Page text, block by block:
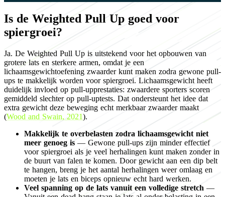
Is de Weighted Pull Up goed voor
spiergroei?
Ja. De Weighted Pull Up is uitstekend voor het opbouwen van
grotere lats en sterkere armen, omdat je een
lichaamsgewichtoefening zwaarder kunt maken zodra gewone pull-
ups te makkelijk worden voor spiergroei. Lichaamsgewicht heeft
duidelijk invloed op pull-upprestaties: zwaardere sporters scoren
gemiddeld slechter op pull-uptests. Dat ondersteunt het idee dat
extra gewicht deze beweging echt merkbaar zwaarder maakt
(Wood and Swain, 2021).
Makkelijk te overbelasten zodra lichaamsgewicht niet
meer genoeg is — Gewone pull-ups zijn minder effectief
voor spiergroei als je veel herhalingen kunt maken zonder in
de buurt van falen te komen. Door gewicht aan een dip belt
te hangen, breng je het aantal herhalingen weer omlaag en
moeten je lats en biceps opnieuw echt hard werken.
Veel spanning op de lats vanuit een volledige stretch —